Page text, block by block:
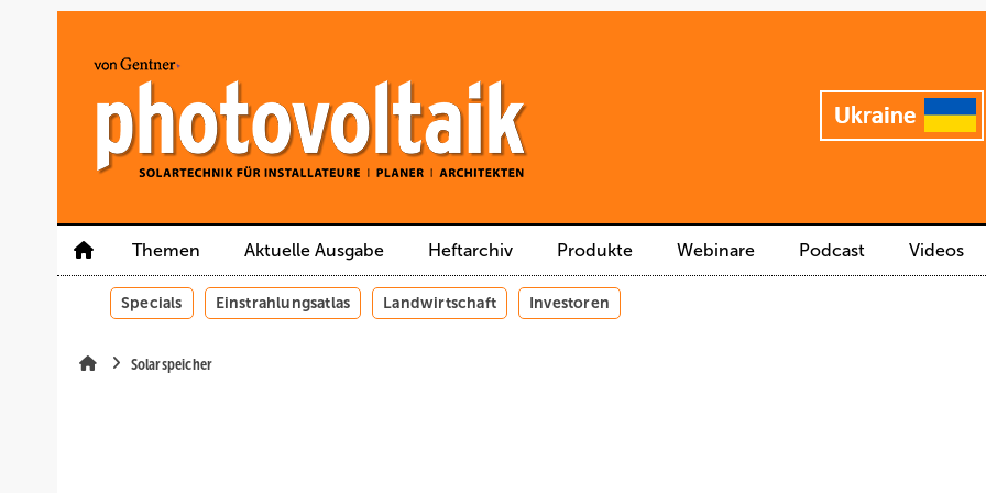
Themen Aktuelle Ausgabe Heftarchiv Produkte Webinare Podcast Videos
Specials Einstrahlungsatlas Landwirtschaft Investoren
Solarspeicher